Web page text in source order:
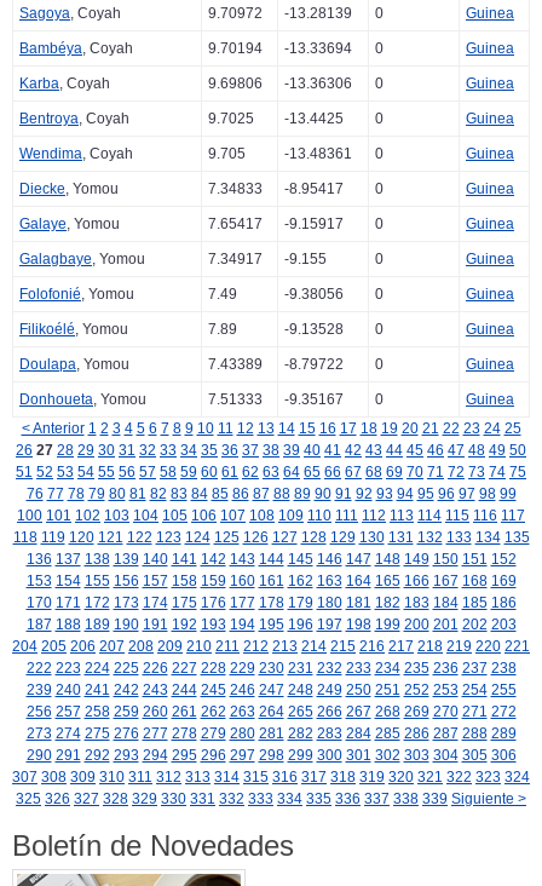
Sagoya, Coyah 9.70972 -13.28139 0 Guinea
Bambéya, Coyah 9.70194 -13.33694 0 Guinea
Karba, Coyah 9.69806 -13.36306 0 Guinea
Bentroya, Coyah 9.7025 -13.4425 0 Guinea
Wendima, Coyah 9.705 -13.48361 0 Guinea
Diecke, Yomou 7.34833 -8.95417 0 Guinea
Galaye, Yomou 7.65417 -9.15917 0 Guinea
Galagbaye, Yomou 7.34917 -9.155 0 Guinea
Folofonié, Yomou 7.49 -9.38056 0 Guinea
Filikoélé, Yomou 7.89 -9.13528 0 Guinea
Doulapa, Yomou 7.43389 -8.79722 0 Guinea
Donhoueta, Yomou 7.51333 -9.35167 0
Guinea
< Anterior 1 2 3 4 5 6 7 8 9 10 11 12 13 14 15 16 17 18 19 20 21 22 23 24 25
26 27 28 29 30 31 32 33 34 35 36 37 38 39 40 41 42 43 44 45 46 47 48 49 50
51 52 53 54 55 56 57 58 59 60 61 62 63 64 65 66 67 68 69 70 71 72 73 74 75
76 77 78 79 80 81 82 83 84 85 86 87 88 89 90 91 92 93 94 95 96 97 98 99
100 101 102 103 104 105 106 107 108 109 110 111 112 113 114 115 116 117
118 119 120 121 122 123 124 125 126 127 128 129 130 131 132 133 134 135
136 137 138 139 140 141 142 143 144 145 146 147 148 149 150 151 152
153 154 155 156 157 158 159 160 161 162 163 164 165 166 167 168 169
170 171 172 173 174 175 176 177 178 179 180 181 182 183 184 185 186
187 188 189 190 191 192 193 194 195 196 197 198 199 200 201 202 203
204 205 206 207 208 209 210 211 212 213 214 215 216 217 218 219 220 221
222 223 224 225 226 227 228 229 230 231 232 233 234 235 236 237 238
239 240 241 242 243 244 245 246 247 248 249 250 251 252 253 254 255
256 257 258 259 260 261 262 263 264 265 266 267 268 269 270 271 272
273 274 275 276 277 278 279 280 281 282 283 284 285 286 287 288 289
290 291 292 293 294 295 296 297 298 299 300 301 302 303 304 305 306
307 308 309 310 311 312 313 314 315 316 317 318 319 320 321 322 323 324
325 326 327 328 329 330 331 332 333 334 335 336 337 338 339 Siguiente >
Boletín de Novedades